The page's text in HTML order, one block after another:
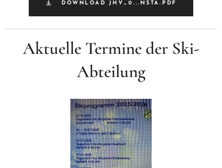
DOWNLOAD JHV_0...NSTA.PDF
Aktuelle Termine der Ski-
Abteilung